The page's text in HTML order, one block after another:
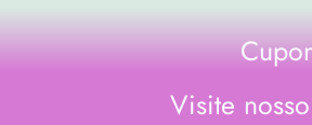
Visite